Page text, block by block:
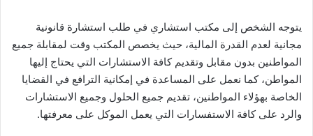
يتوجه الشخص إلى مكتب استشاري في طلب استشارة قانونية
مجانية لعدم القدرة المالية، حيث يخصص المكتب وقت لمقابلة جميع
المواطنين بدون مقابل وتقديم كافة الاستشارات التي يحتاج إليها
المواطن، كما نعمل على المساعدة في إمكانية الترافع في القضايا
الخاصة بهؤلاء المواطنين، تقديم جميع الحلول وجميع الاستشارات
والرد على كافة الاستفسارات التي يعمل الموكل على معرفتها.